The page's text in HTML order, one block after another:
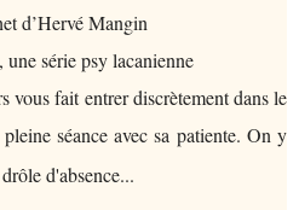
d’Hervé Mangin
série psy lacanienne
vous fait entrer discrètement dans le
séance avec sa patiente. On y
d'absence...